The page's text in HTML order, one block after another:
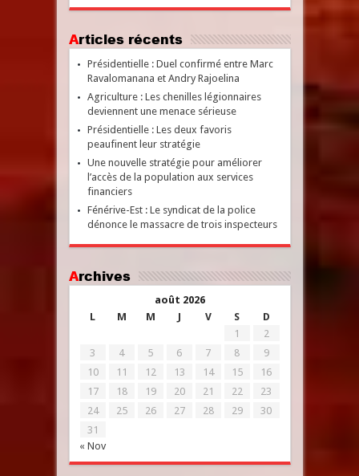
Articles récents
Présidentielle : Duel confirmé entre Marc
Ravalomanana et Andry Rajoelina
Agriculture : Les chenilles légionnaires
deviennent une menace sérieuse
Présidentielle : Les deux favoris
peaufinent leur stratégie
Une nouvelle stratégie pour améliorer
l’accès de la population aux services
financiers
Fénérive-Est : Le syndicat de la police
dénonce le massacre de trois inspecteurs
Archives
août 2026
L
M M J V S D
« Nov
1
2
3
4 5 6 7 8
9
10
11 12 13 14 15
16
17
18 19 20 21 22
23
24
25 26 27 28 29
30
31